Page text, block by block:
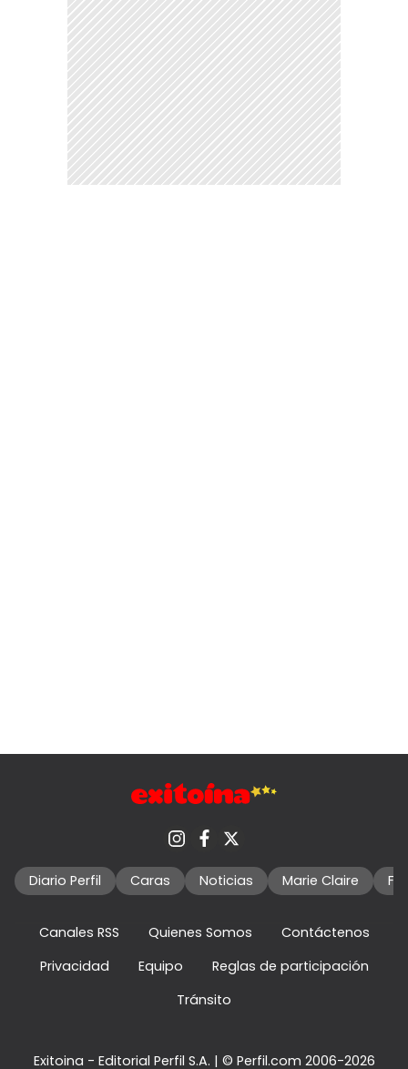
Diario Perfil Caras Noticias Marie Claire
Canales RSS Quienes Somos
Contáctenos
Privacidad
Equipo
Reglas de participación
Tránsito
Exitoina - Editorial Perfil S.A. | © Perfil.com 2006-2026